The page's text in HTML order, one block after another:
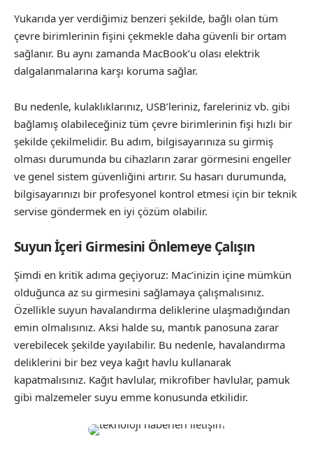
Yukarıda yer verdiğimiz benzeri şekilde, bağlı olan tüm
çevre birimlerinin fişini çekmekle daha güvenli bir ortam
sağlanır. Bu aynı zamanda MacBook’u olası elektrik
dalgalanmalarına karşı koruma sağlar.
Bu nedenle, kulaklıklarınız, USB’leriniz, fareleriniz vb. gibi
bağlamış olabileceğiniz tüm çevre birimlerinin fişi hızlı bir
şekilde çekilmelidir. Bu adım, bilgisayarınıza su girmiş
olması durumunda bu cihazların zarar görmesini engeller
ve genel sistem güvenliğini artırır. Su hasarı durumunda,
bilgisayarınızı bir profesyonel kontrol etmesi için bir teknik
servise göndermek en iyi çözüm olabilir.
Suyun İçeri Girmesini Önlemeye Çalışın
Şimdi en kritik adıma geçiyoruz: Mac’inizin içine mümkün
olduğunca az su girmesini sağlamaya çalışmalısınız.
Özellikle suyun havalandırma deliklerine ulaşmadığından
emin olmalısınız. Aksi halde su, mantık panosuna zarar
verebilecek şekilde yayılabilir. Bu nedenle, havalandırma
deliklerini bir bez veya kağıt havlu kullanarak
kapatmalısınız. Kağıt havlular, mikrofiber havlular, pamuk
gibi malzemeler suyu emme konusunda etkilidir.